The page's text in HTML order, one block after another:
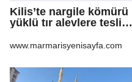
Kilis’te nargile kömürü
yüklü tır alevlere teslim
www.marmarisyenisayfa.com